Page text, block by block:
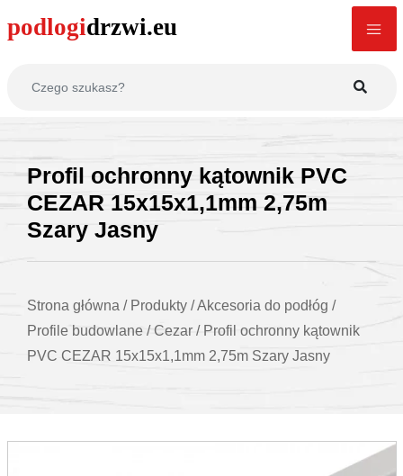
Profil ochronny kątownik PVC
CEZAR 15x15x1,1mm 2,75m
Szary Jasny
Strona główna / Produkty /Akcesoria do podłóg /
Profile budowlane /Cezar / Profil ochronny kątownik
PVC CEZAR 15x15x1,1mm 2,75m Szary Jasny